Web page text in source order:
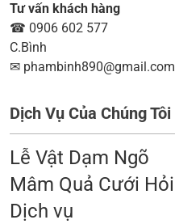
Tư vấn khách hàng
☎ 0906 602 577
C.Bình
✉ phambinh890@gmail.com
Dịch Vụ Của Chúng Tôi
Lễ Vật Dạm Ngõ
Mâm Quả Cưới Hỏi
Dịch vụ